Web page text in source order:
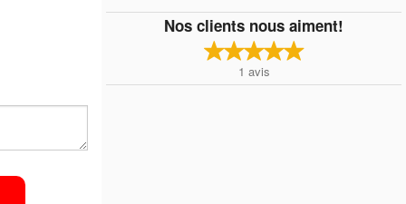
Nos clients nous aiment!
1 avis